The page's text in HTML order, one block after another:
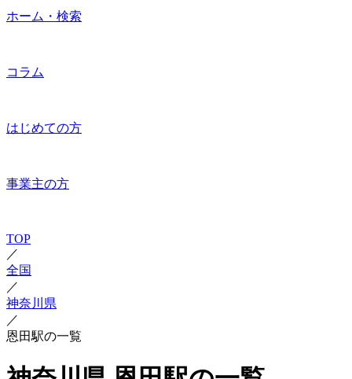
ホーム・検索
コラム
はじめての方
事業主の方
TOP
／
全国
／
神奈川県
／
恩田駅の一覧